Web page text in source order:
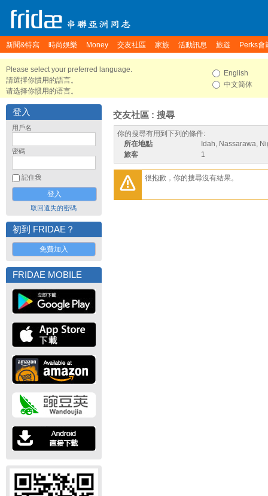
新聞&特寫 時尚娛樂 Money 交友社區 家族 活動訊息 旅遊 Perks會
Please select your preferred language.
請選擇你慣用的語言。
请选择你惯用的语言。
English
中文简体
登入
用戶名
密碼
記住我
取回遺失的密碼
初到 FRIDAE？
免費加入
FRIDAE MOBILE
交友社區 : 搜尋
你的搜尋有用到下列的條件:
所在地點
Idah, Nassarawa,
旅客
1
很抱歉，你的搜尋沒有結果。